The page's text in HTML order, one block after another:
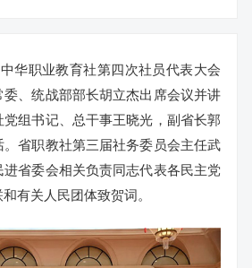
华职业教育社第四次社员代表大会
、统战部部长胡立杰出席会议并讲
组书记、总干事王晓光，副省长郭
省职教社第三届社务委员会主任武
省委会相关负责同志代表各民主党
有关人民团体致贺词。